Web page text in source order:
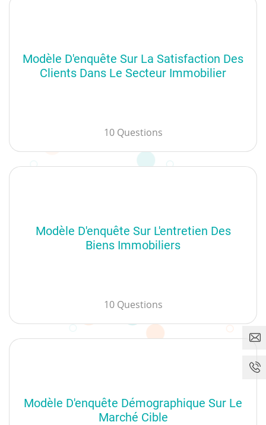
Modèle D'enquête Sur La Satisfaction Des
Clients Dans Le Secteur Immobilier
10 Questions
Modèle D'enquête Sur L'entretien Des
Biens Immobiliers
10 Questions
Modèle D'enquête Démographique Sur Le
Marché Cible